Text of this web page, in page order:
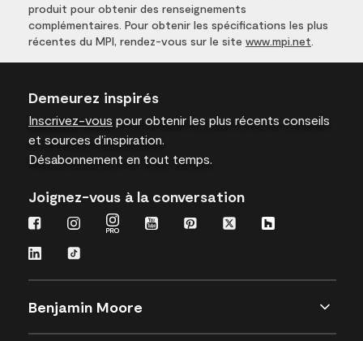
produit pour obtenir des renseignements
complémentaires. Pour obtenir les spécifications les plus
récentes du MPI, rendez-vous sur le site www.mpi.net
Demeurez inspirés
Inscrivez-vous pour obtenir les plus récents conseils
et sources d’inspiration.
Désabonnement en tout temps.
Joignez-vous à la conversation
Benjamin Moore